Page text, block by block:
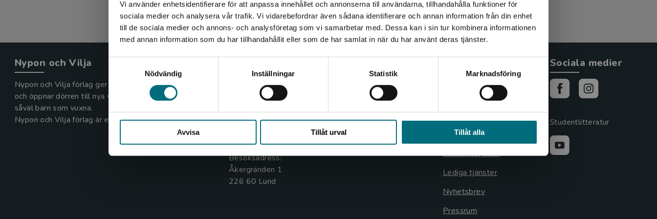
Vi använder enhetsidentifierare för att anpassa innehållet och annonserna till användarna, tillhandahålla funktioner för
sociala medier och analysera vår trafik. Vi vidarebefordrar även sådana identifierare och annan information från din enhet
till de sociala medier och annons- och analysföretag som vi samarbetar med. Dessa kan i sin tur kombinera informationen
med annan information som du har tillhandahållit eller som de har samlat in när du har använt deras tjänster.
Nödvändig
Inställningar Statistik Marknadsföring
Avvisa Tillåt urval Tillåt alla
Det verkar som att du besöker nyponochviljaforlag.se via
en enhet utanför Sverige. Vi erbjuder inte leveranser
utanför Sverige. För att kunna slutföra ett köp måste
leveransadressen vara i Sverige.
Nypon och Vilja
Nypon och Vilja förlag ger ut böcker som väcker läslust
och öppnar dörren till nya världar och möjligheter för
såväl barn som vuxna.
Nypon och Vilja förlag är en del av Studentlitteratur.
Kontakta oss
046-31 20 00
Box 141
Besöksadress:
Åkergränden 1
Kontakta kundservice
046-31 21 00
Frågor och svar
Köpvillkor
Cookieinställningar
GDPR och
personuppgifter
Lediga tjänster
Nyhetsbrev
Pressrum
Sociala medier
Studentlitteratur